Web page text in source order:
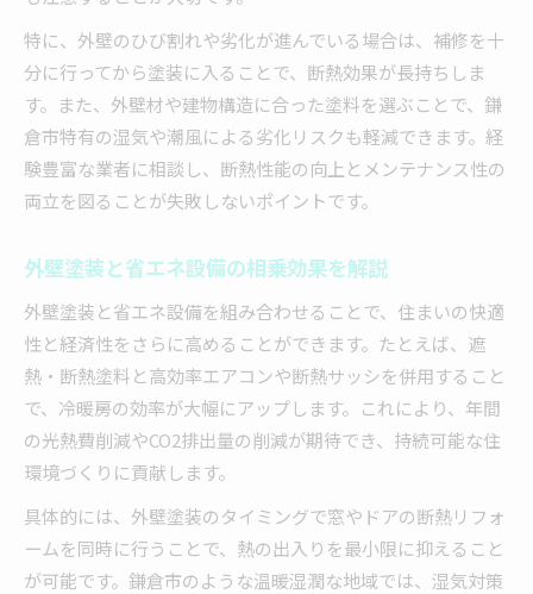
特に、外壁のひび割れや劣化が進んでいる場合は、補修を十
分に行ってから塗装に入ることで、断熱効果が長持ちしま
す。また、外壁材や建物構造に合った塗料を選ぶことで、鎌
倉市特有の湿気や潮風による劣化リスクも軽減できます。経
験豊富な業者に相談し、断熱性能の向上とメンテナンス性の
両立を図ることが失敗しないポイントです。
外壁塗装と省エネ設備の相乗効果を解説
外壁塗装と省エネ設備を組み合わせることで、住まいの快適
性と経済性をさらに高めることができます。たとえば、遮
熱・断熱塗料と高効率エアコンや断熱サッシを併用すること
で、冷暖房の効率が大幅にアップします。これにより、年間
の光熱費削減やCO2排出量の削減が期待でき、持続可能な住
環境づくりに貢献します。
具体的には、外壁塗装のタイミングで窓やドアの断熱リフォ
ームを同時に行うことで、熱の出入りを最小限に抑えること
が可能です。鎌倉市のような温暖湿潤な地域では、湿気対策